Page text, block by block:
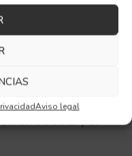
Aviso legal
ni tiempos de
sesiones, con
con protocolos
la zona a tratar y el